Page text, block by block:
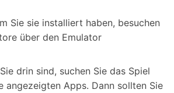
Sie sie installiert haben, besuchen
über den Emulator
drin sind, suchen Sie das Spiel
angezeigten Apps. Dann sollten Sie